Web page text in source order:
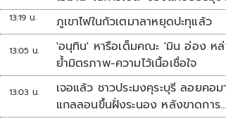
แล้ว แต่การเปิดขึ้นอยู่กับสหรัฐฯ
13:19 น. ภูเขาไฟในกัวเตมาลาหยุดปะทุแล้ว
13:05 น.
'อนุทิน' หารือเต็มคณะ 'มิน อ่อง หล่
ย้ำมิตรภาพ-ความไว้เนื้อเชื่อใจ
13:03 น.
เจอแล้ว ชาวประมงคุระบุรี ลอยคอ
แกลลอนขึ้นฝั่งระนอง หลังขาดการ
ติดต่อหลายวัน